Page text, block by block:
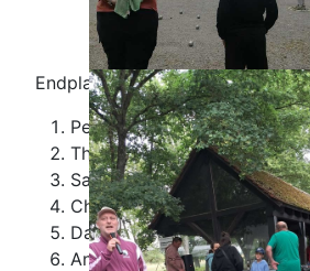
Endplatzierungen:
Petra und Gerhard
Thuc und Ro (Bürgstadt)
Sandra und Carlo
Christel und Franz-Josef
Dani und Ali mit Onkel
Annette und Haussi